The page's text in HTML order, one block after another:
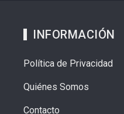
INFORMACIÓN
Política de Privacidad
Quiénes Somos
Contacto